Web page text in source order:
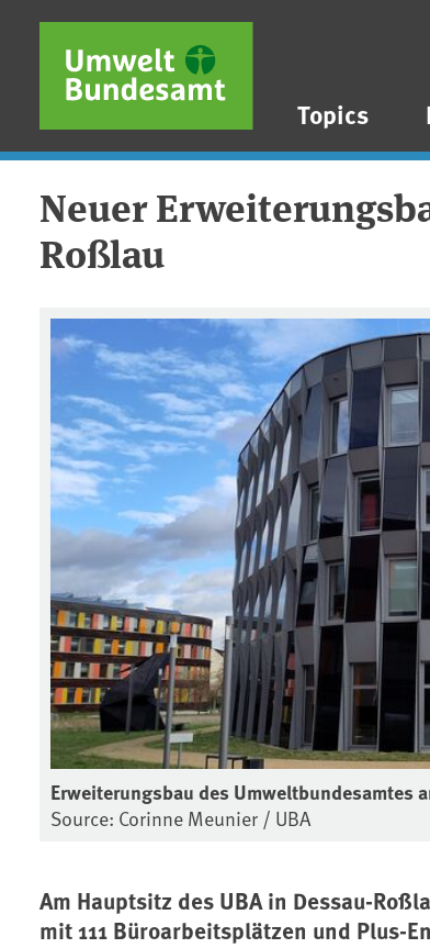
Skip to main content
Skip to main menu
Skip to footer
Topics
Neuer
Roßlau
Erweiterungsbau des Umweltbundesamtes
Source: Corinne Meunier / UBA
Am Hauptsitz des UBA in Dessau-
mit 111 Büroarbeitsplätzen und Plus-